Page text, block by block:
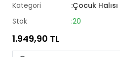
Kategori
:Çocuk Halısı
Stok
:20
1.949,90 TL